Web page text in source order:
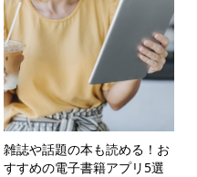
雑誌や話題の本も読める！お
すすめの電子書籍アプリ5選